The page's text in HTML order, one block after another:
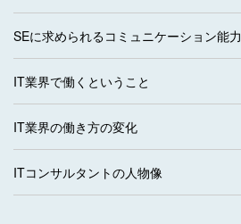
SEに求められるコミュニケーション能力
IT業界で働くということ
IT業界の働き方の変化
ITコンサルタントの人物像